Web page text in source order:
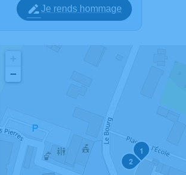
Je rends hommage
1
2
−